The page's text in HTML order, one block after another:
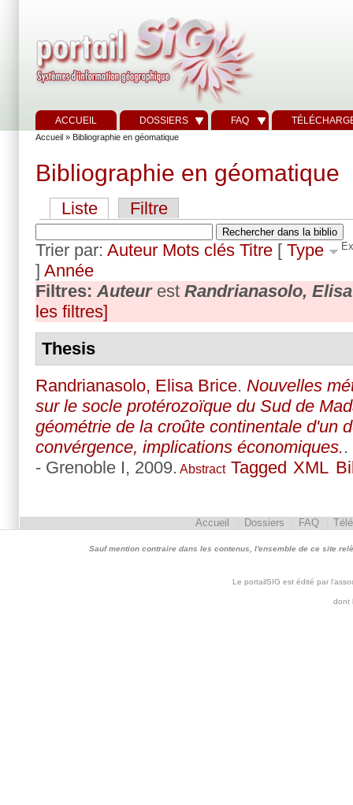
ACCUEIL DOSSIERS FAQ
Accueil » Bibliographie en géomatique
Bibliographie en géomatique
Liste Filtre
Trier par: Auteur Mots clés Titre [ Type
] Année
Filtres:Auteurest Randrianasolo,
les filtres]
Thesis
Randrianasolo, Elisa Brice. Nouvelles
sur le socle protérozoïque du Sud de
géométrie de la croûte continentale d'un
convérgence, implications économiques.
- Grenoble I, 2009. Abstract Tagged XML
Accueil Dossiers FAQ
Sauf mention contraire dans les contenus, l'ensemble de ce site
Le portailSIG est édité par
dont